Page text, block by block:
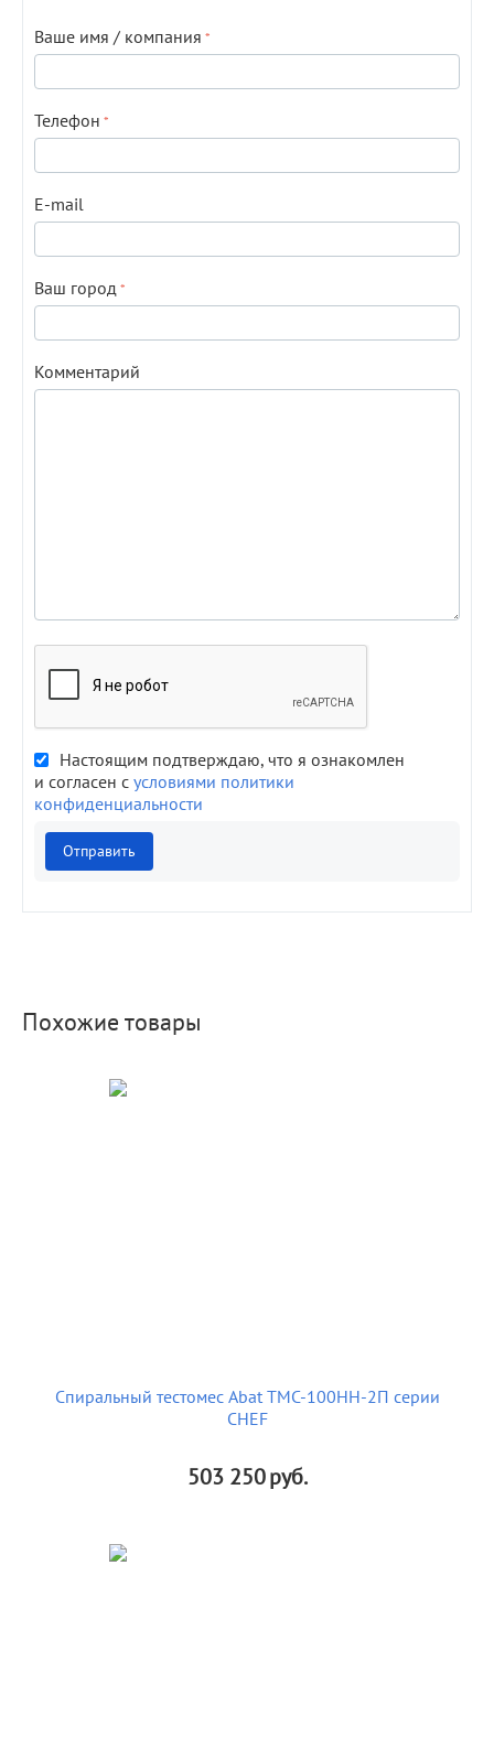
Ваше имя / компания
Телефон
E-mail
Ваш город
Комментарий
Настоящим подтверждаю, что я ознакомлен
и согласен с условиями политики
конфиденциальности
Отправить
Похожие товары
Спиральный тестомес Abat ТМС-100НН-2П серии
CHEF
503 250руб.